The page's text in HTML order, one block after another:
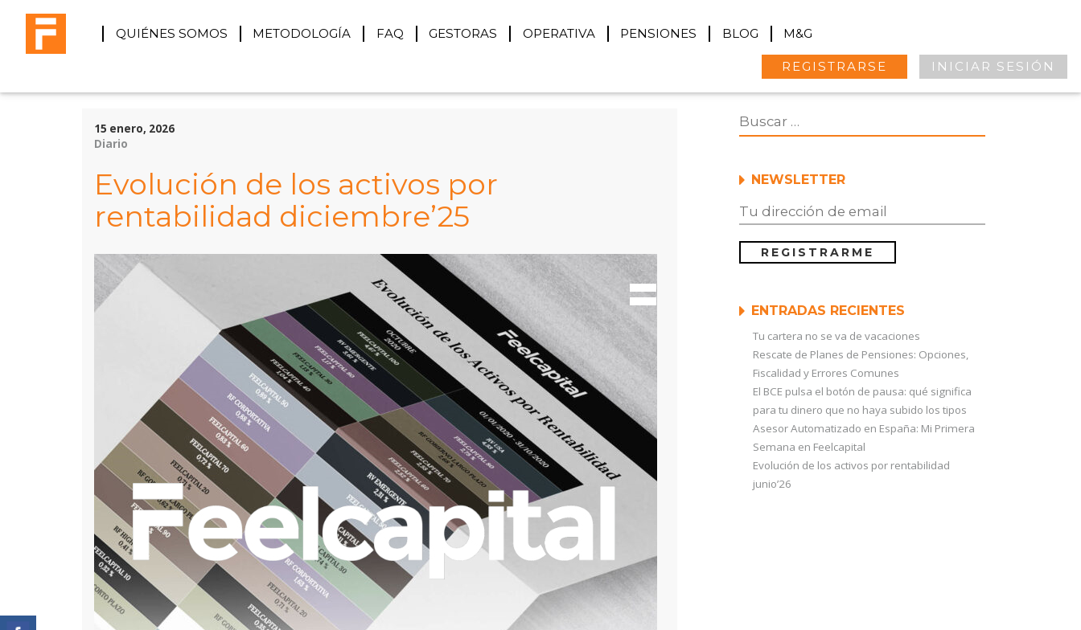
QUIÉNES SOMOS METODOLOGÍA FAQ GESTORAS OPERATIVA PENSIONES BLOG M&G
REGISTRARSE INICIAR SESIÓN
15 enero, 2026
Diario
Evolución de los activos por
rentabilidad diciembre’25
NEWSLETTER
ENTRADAS RECIENTES
Tu cartera no se va de vacaciones
Rescate de Planes de Pensiones: Opciones,
Fiscalidad y Errores Comunes
El BCE pulsa el botón de pausa: qué significa
para tu dinero que no haya subido los tipos
Asesor Automatizado en España: Mi Primera
Semana en Feelcapital
Evolución de los activos por rentabilidad
junio’26